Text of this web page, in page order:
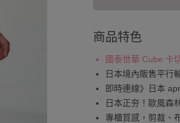
商品特色
國泰世華 Cube 卡
日本境內販售平行
即時連線》日本
日本正夯！歐風森
專櫃質感，剪裁、